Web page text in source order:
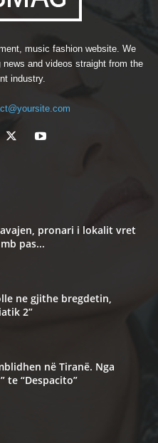
music fashion website. We
and videos straight from the
industry.
pronari i lokalit vret
pas...
ne gjithe bregdetin,
2”
në Tiranë. Nga
te “Despacito”